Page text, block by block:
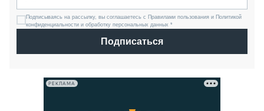
Подписываясь на рассылку, вы соглашаетесь с Правилами пользования и Политикой
конфиденциальности и обработку персональных данных *
Подписаться
РЕКЛАМА